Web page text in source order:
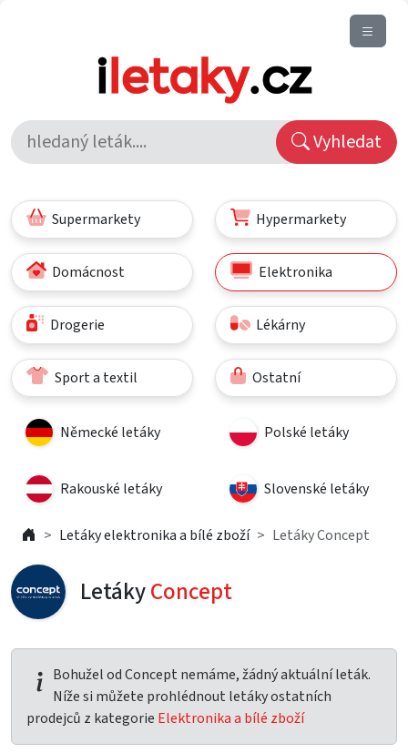
Vyhledat
Supermarkety Hypermarkety
Domácnost Elektronika
Drogerie Lékárny
Sport a textil Ostatní
Německé letáky Polské letáky
Rakouské letáky Slovenské letáky
Letáky elektronika a bílé zboží Letáky Concept
LetákyConcept
Bohužel od Concept nemáme, žádný aktuální leták.
Níže si můžete prohlédnout letáky ostatních
prodejců z kategorie Elektronika a bílé zboží